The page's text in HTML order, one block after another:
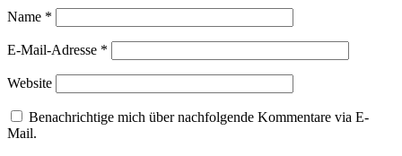
Name *
E-Mail-Adresse *
Website
Benachrichtige mich über nachfolgende Kommentare via E-
Mail.